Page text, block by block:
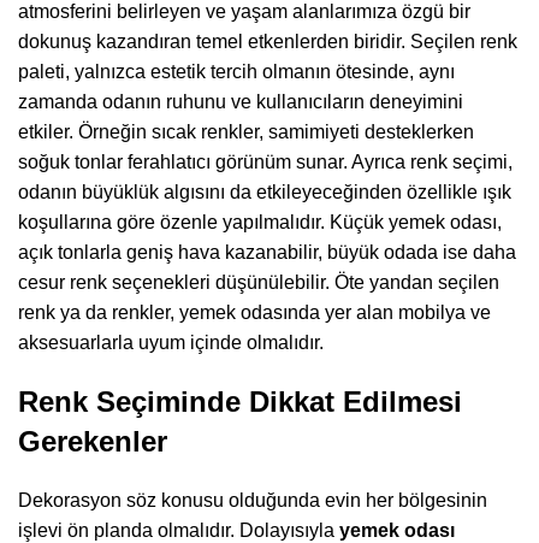
atmosferini belirleyen ve yaşam alanlarımıza özgü bir
dokunuş kazandıran temel etkenlerden biridir. Seçilen renk
paleti, yalnızca estetik tercih olmanın ötesinde, aynı
zamanda odanın ruhunu ve kullanıcıların deneyimini
etkiler. Örneğin sıcak renkler, samimiyeti desteklerken
soğuk tonlar ferahlatıcı görünüm sunar. Ayrıca renk seçimi,
odanın büyüklük algısını da etkileyeceğinden özellikle ışık
koşullarına göre özenle yapılmalıdır. Küçük yemek odası,
açık tonlarla geniş hava kazanabilir, büyük odada ise daha
cesur renk seçenekleri düşünülebilir. Öte yandan seçilen
renk ya da renkler, yemek odasında yer alan mobilya ve
aksesuarlarla uyum içinde olmalıdır.
Renk Seçiminde Dikkat Edilmesi
Gerekenler
Dekorasyon söz konusu olduğunda evin her bölgesinin
işlevi ön planda olmalıdır. Dolayısıyla yemek odası